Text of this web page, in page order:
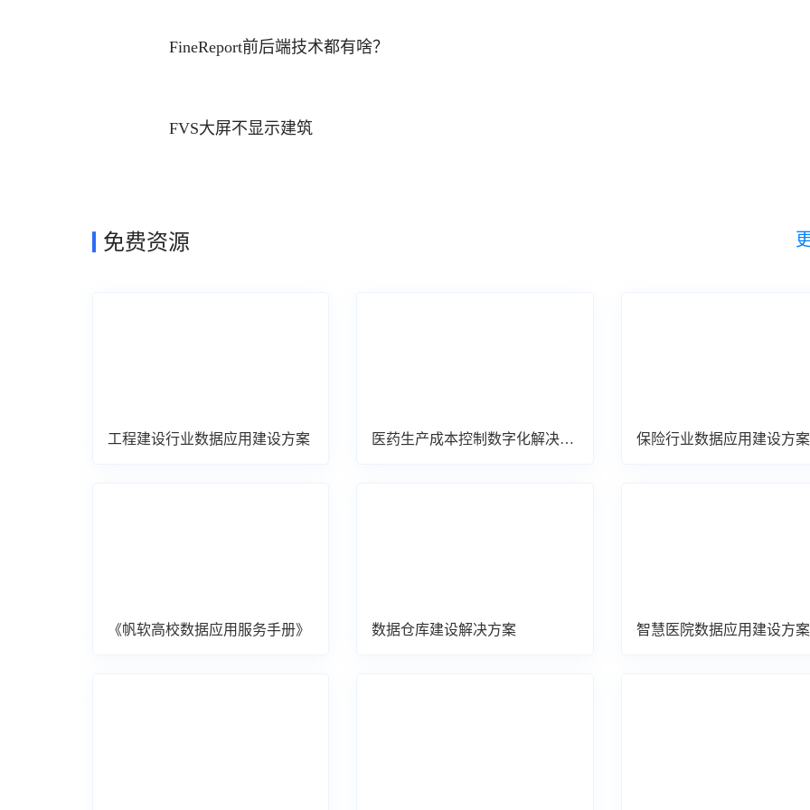
FineReport前后端技术都有啥？
FVS大屏不显示建筑
免费资源
工程建设行业数据应用建设方案
医药生产成本控制数字化解决方
保险行业数据应用建设方案
《帆软高校数据应用服务手册》 数据仓库建设解决方案 智慧医院数据应用建设方案